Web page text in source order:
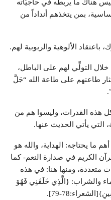
ليس هناك ما يربطه في حاجيَّاته
بمن يتخذهم أنداداً من
الألوهية والربوبية لهم.
خلال التولِّي لهم على الباطل،
طاعتهم على طاعة الله “جَلَّ
هذه القدرات، وليسوا هم من
التي يأتي الحديث عنها.
ما يحتاجه: الهداية، والله هو
الكريم في صدارة النعم- كما
متعددة، ومنها هنا: في هذه
والشراب: {الَّذِي خَلَقَنِي فَهُوَ